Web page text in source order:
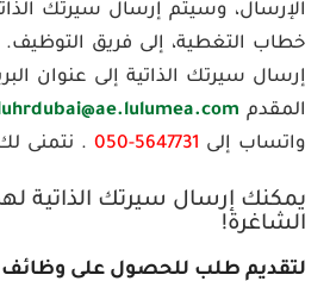
الإرسال، وسيتم إرسال سيرتك
خطاب التغطية، إلى فريق
إرسال سيرتك الذاتية إلى عنوان
المقدم
واتساب إلى 050-5647731
. نتمنى
يمكنك إرسال سيرتك الذاتية
الشاغرة!
لتقديم طلب للحصول على